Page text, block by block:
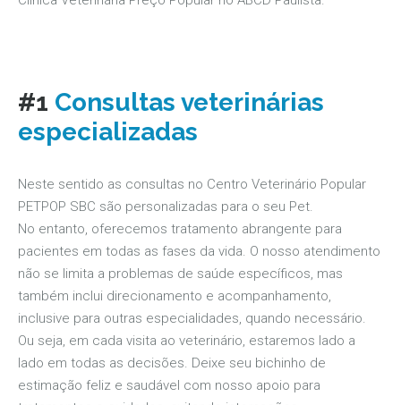
#1 Consultas veterinárias
especializadas
Neste sentido as consultas no Centro Veterinário Popular
PETPOP SBC são personalizadas para o seu Pet.
No entanto, oferecemos tratamento abrangente para
pacientes em todas as fases da vida. O nosso atendimento
não se limita a problemas de saúde específicos, mas
também inclui direcionamento e acompanhamento,
inclusive para outras especialidades, quando necessário.
Ou seja, em cada visita ao veterinário, estaremos lado a
lado em todas as decisões. Deixe seu bichinho de
estimação feliz e saudável com nosso apoio para